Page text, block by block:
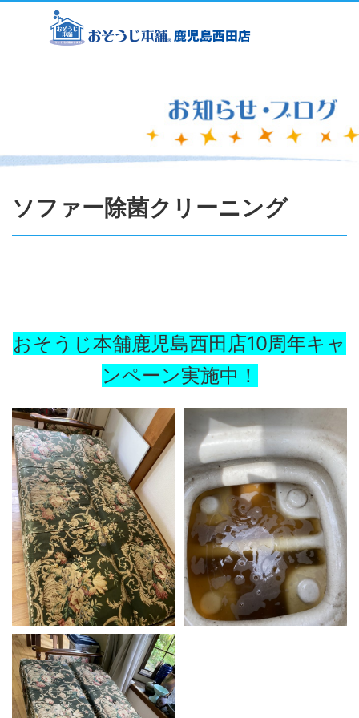
ソファー除菌クリーニング
おそうじ本舗鹿児島西田店10周年キャ
ンペーン実施中！